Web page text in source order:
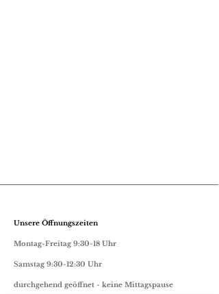
Unsere Öffnungszeiten
Montag-Freitag 9:30-18 Uhr
Samstag 9:30-12:30 Uhr
durchgehend geöffnet - keine Mittagspause